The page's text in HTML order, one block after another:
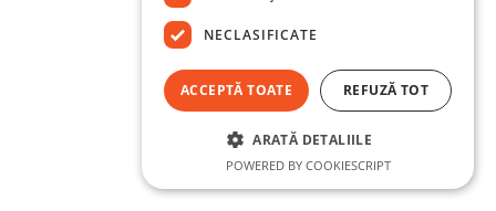
NECLASIFICATE
ACCEPTĂ TOATE REFUZĂ TOT
ARATĂ DETALIILE
POWERED BY COOKIESCRIPT